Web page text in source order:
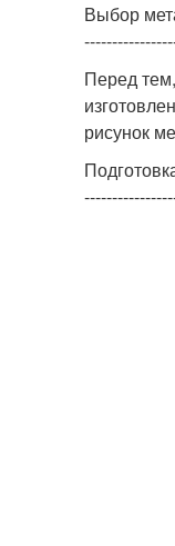
Выбор
Перед
рисунок